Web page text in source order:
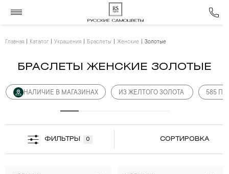
Главная Каталог Украшения Браслеты Женские Золотые
БРАСЛЕТЫ ЖЕНСКИЕ ЗОЛОТЫЕ
НАЛИЧИЕ В МАГАЗИНАХ ИЗ ЖЕЛТОГО ЗОЛОТА 585
ФИЛЬТРЫ 0 СОРТИРОВКА